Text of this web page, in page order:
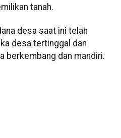
tanah.
desa saat ini telah
desa tertinggal dan
berkembang dan mandiri.